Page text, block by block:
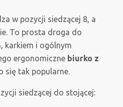
w pozycji siedzącej 8, a
To prosta droga do
karkiem i ogólnym
ergonomiczne biurko z
się tak popularne.
siedzącej do stojącej: